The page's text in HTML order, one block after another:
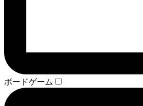
ボードゲーム